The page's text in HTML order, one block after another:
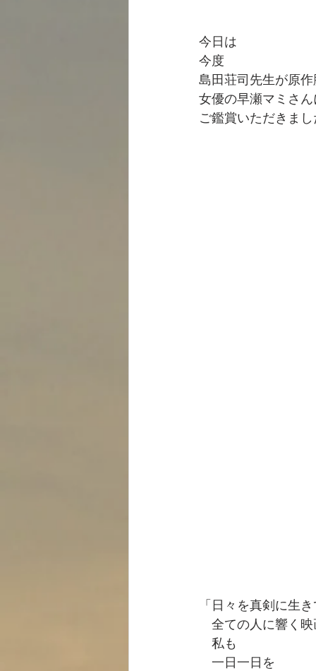
今日は
今度
島田荘司先生が原
女優の早瀬マミさ
ご鑑賞いただきま
「日々を真剣に生
全ての人に響く映
私も
一日一日を